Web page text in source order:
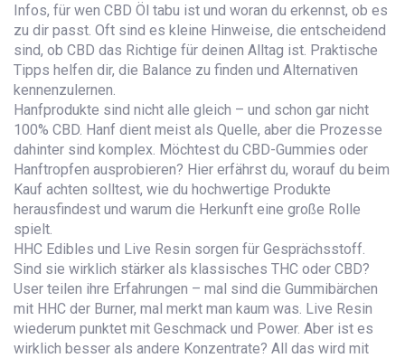
Infos, für wen CBD Öl tabu ist und woran du erkennst, ob es
zu dir passt. Oft sind es kleine Hinweise, die entscheidend
sind, ob CBD das Richtige für deinen Alltag ist. Praktische
Tipps helfen dir, die Balance zu finden und Alternativen
kennenzulernen.
Hanfprodukte sind nicht alle gleich – und schon gar nicht
100% CBD. Hanf dient meist als Quelle, aber die Prozesse
dahinter sind komplex. Möchtest du CBD-Gummies oder
Hanftropfen ausprobieren? Hier erfährst du, worauf du beim
Kauf achten solltest, wie du hochwertige Produkte
herausfindest und warum die Herkunft eine große Rolle
spielt.
HHC Edibles und Live Resin sorgen für Gesprächsstoff.
Sind sie wirklich stärker als klassisches THC oder CBD?
User teilen ihre Erfahrungen – mal sind die Gummibärchen
mit HHC der Burner, mal merkt man kaum was. Live Resin
wiederum punktet mit Geschmack und Power. Aber ist es
wirklich besser als andere Konzentrate? All das wird mit